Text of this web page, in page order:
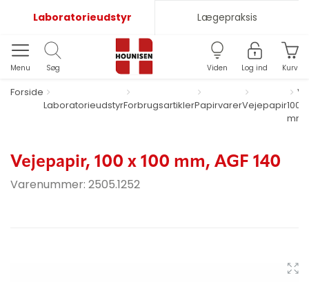
Laboratorieudstyr Lægepraksis
Menu Søg Viden Log ind Kurv
Forside
LaboratorieudstyrForbrugsartiklerPapirvarerVejepapir100
mm,
Vejepapir, 100 x 100 mm, AGF 140
Varenummer: 2505.1252